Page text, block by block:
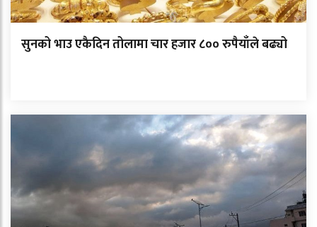
सुनको भाउ एकैदिन तोलामा चार हजार ८०० रुपैयाँले बढ्यो